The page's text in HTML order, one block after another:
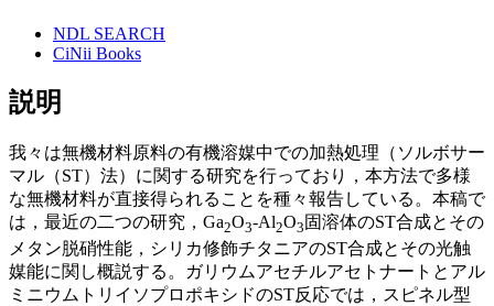
NDL SEARCH
CiNii Books
説明
我々は無機材料原料の有機溶媒中での加熱処理（ソルボサー
マル（ST）法）に関する研究を行っており，本方法で多様
な無機材料が直接得られることを種々報告している。本稿で
は，最近の二つの研究，Ga2O3-Al2O3 固溶体のST合成とその
メタン脱硝性能，シリカ修飾チタニアのST合成とその光触
媒能に関し概説する。ガリウムアセチルアセトナートとアル
ミニウムトリイソプロポキシドのST反応では，スピネル型